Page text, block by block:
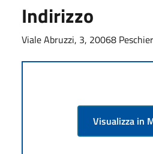
Indirizzo
Viale Abruzzi, 3, 20068
Visualizza in